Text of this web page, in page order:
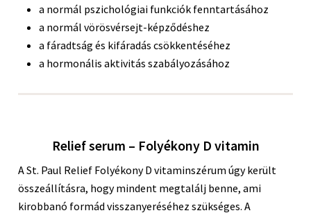
a normál pszichológiai funkciók fenntartásához
a normál vörösvérsejt-képződéshez
a fáradtság és kifáradás csökkentéséhez
a hormonális aktivitás szabályozásához
Relief serum – Folyékony D vitamin
A St. Paul Relief Folyékony D vitaminszérum úgy került
összeállításra, hogy mindent megtalálj benne, ami
kirobbanó formád visszanyeréséhez szükséges. A